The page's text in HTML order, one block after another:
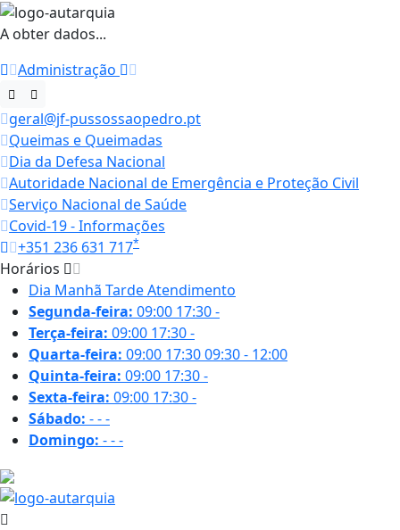
A obter dados...
Administração
geral@jf-pussossaopedro.pt
Queimas e Queimadas
Dia da Defesa Nacional
Autoridade Nacional de Emergência e Proteção Civil
Serviço Nacional de Saúde
Covid-19 - Informações
+351 236 631 717*
Horários
Dia Manhã TardeAtendimento
Segunda-feira: 09:00 17:30-
Terça-feira: 09:00 17:30-
Quarta-feira: 09:00 17:3009:30 - 12:00
Quinta-feira: 09:00 17:30-
Sexta-feira: 09:00 17:30-
Sábado: ---
Domingo: ---